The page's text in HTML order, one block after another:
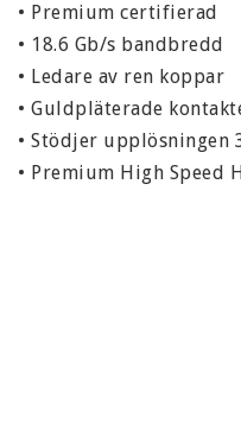
• Premium certifierad
• 18.6 Gb/s bandbredd
• Ledare av ren koppar
• Guldpläterade
• Stödjer upplösningen
• Premium High Speed